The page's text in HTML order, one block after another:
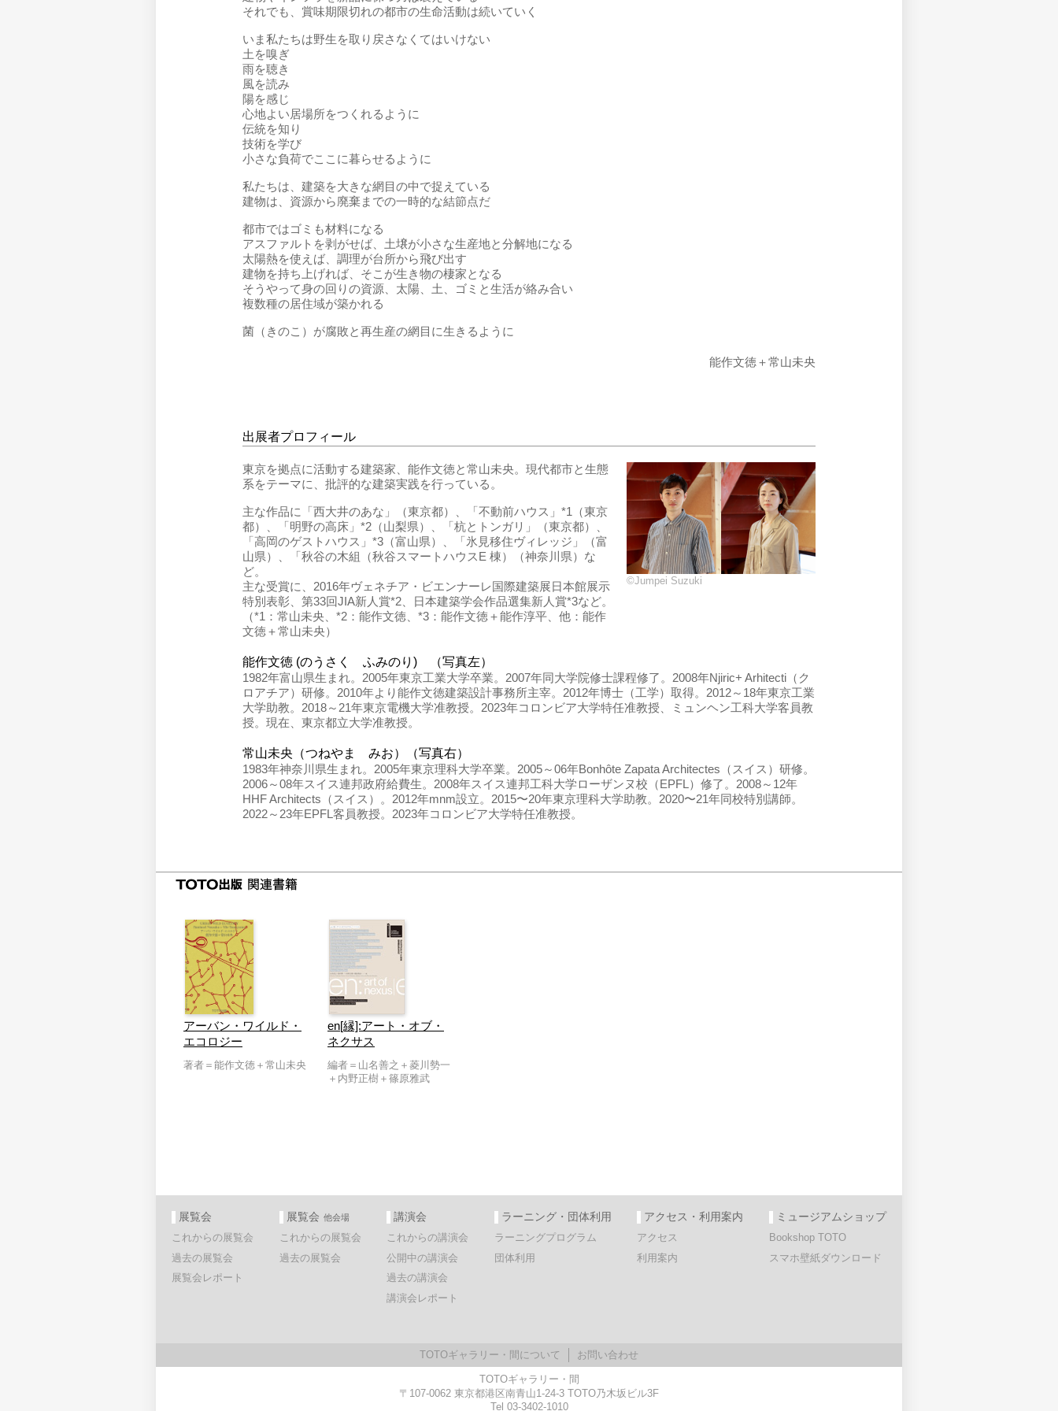
それでも、賞味期限切れの都市の生命活動は続いていく
いま私たちは野生を取り戻さなくてはいけない
土を嗅ぎ
雨を聴き
風を読み
陽を感じ
心地よい居場所をつくれるように
伝統を知り
技術を学び
小さな負荷でここに暮らせるように
私たちは、建築を大きな網目の中で捉えている
建物は、資源から廃棄までの一時的な結節点だ
都市ではゴミも材料になる
アスファルトを剥がせば、土壌が小さな生産地と分解地になる
太陽熱を使えば、調理が台所から飛び出す
建物を持ち上げれば、そこが生き物の棲家となる
そうやって身の回りの資源、太陽、土、ゴミと生活が絡み合い
複数種の居住域が築かれる
菌（きのこ）が腐敗と再生産の網目に生きるように
能作文徳＋常山未央
出展者プロフィール
東京を拠点に活動する建築家、能作文徳と常山未央。現代都市と生態
系をテーマに、批評的な建築実践を行っている。
主な作品に「西大井のあな」（東京都）、「不動前ハウス」*1（東京
都）、「明野の高床」*2（山梨県）、「杭とトンガリ」（東京都）、
「高岡のゲストハウス」*3（富山県）、「氷見移住ヴィレッジ」（富
山県）、「秋谷の木組（秋谷スマートハウスE 棟）（神奈川県）な
ど。
主な受賞に、2016年ヴェネチア・ビエンナーレ国際建築展日本館展示
特別表彰、第33回JIA新人賞*2、日本建築学会作品選集新人賞*3など。
（*1：常山未央、*2：能作文徳、*3：能作文徳＋能作淳平、他：能作
文徳＋常山未央）
©Jumpei Suzuki
能作文徳 (のうさく ふみのり) （写真左）
1982年富山県生まれ。2005年東京工業大学卒業。2007年同大学院修士課程修了。2008年Njiric+ Arhitecti（ク
ロアチア）研修。2010年より能作文徳建築設計事務所主宰。2012年博士（工学）取得。2012～18年東京工業
大学助教。2018～21年東京電機大学准教授。2023年コロンビア大学特任准教授、ミュンヘン工科大学客員教
授。現在、東京都立大学准教授。
常山未央（つねやま みお）（写真右）
1983年神奈川県生まれ。2005年東京理科大学卒業。2005～06年Bonhôte Zapata Architectes（スイス）研修。
2006～08年スイス連邦政府給費生。2008年スイス連邦工科大学ローザンヌ校（EPFL）修了。2008～12年
HHF Architects（スイス）。2012年mnm設立。2015〜20年東京理科大学助教。2020〜21年同校特別講師。
2022～23年EPFL客員教授。2023年コロンビア大学特任准教授。
アーバン・ワイルド・
エコロジー
著者＝能作文徳＋常山未央
en[縁]:アート・オブ・
ネクサス
編者＝山名善之＋菱川勢一
＋内野正樹＋篠原雅武
展覧会
これからの展覧会
過去の展覧会
展覧会レポート
展覧会 他会場
これからの展覧会
過去の展覧会
講演会
これからの講演会
公開中の講演会
過去の講演会
講演会レポート
ラーニング・団体利用
ラーニングプログラム
団体利用
アクセス・利用案内
アクセス
利用案内
ミュージアムショップ
Bookshop TOTO
スマホ壁紙ダウンロード
TOTOギャラリー・間について お問い合わせ
TOTOギャラリー・間
〒107-0062 東京都港区南青山1-24-3 TOTO乃木坂ビル3F
Tel 03-3402-1010